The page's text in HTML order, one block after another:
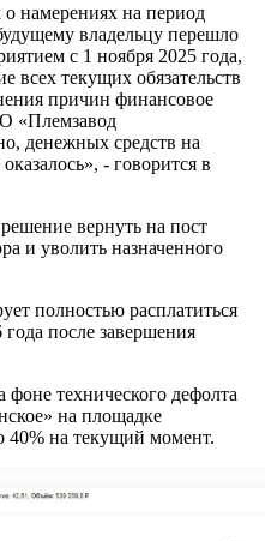
о намерениях на период
владельцу перешло
с 1 ноября 2025 года,
всех текущих обязательств
причин финансовое
«Племзавод
денежных средств на
- говорится в
вернуть на пост
и уволить назначенного
полностью расплатиться
года после завершения
технического дефолта
на площадке
40% на текущий момент.